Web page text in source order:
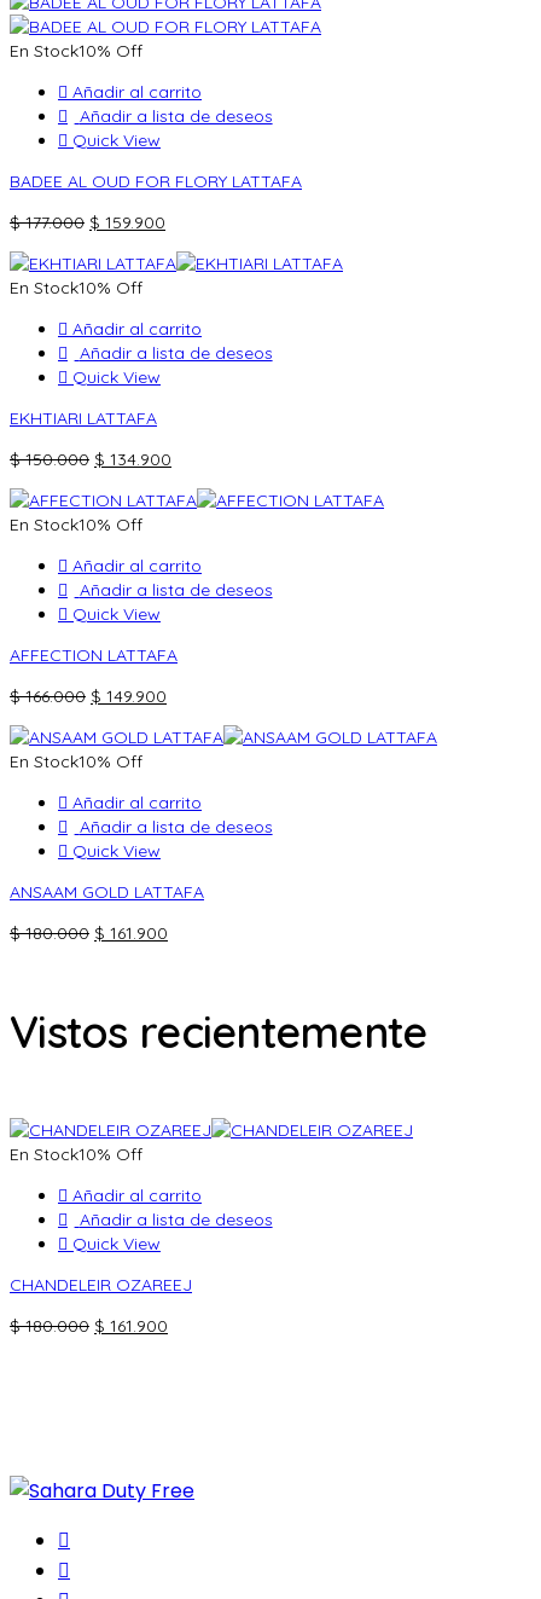
original
era:
$ 200.000.
actual
es:
En Stock10% Off
Añadir al carrito
Añadir a lista de deseos
Quick View
BADEE AL OUD FOR FLORY LATTAFA
$177.000 El
original
era:
$ 177.000.
$ 159.900
actual
En Stock10% Off
Añadir al carrito
Añadir a lista de deseos
Quick View
EKHTIARI LATTAFA
$150.000 El
original
era:
$ 150.000.
$ 134.900
actual
En Stock10% Off
Añadir al carrito
Añadir a lista de deseos
Quick View
AFFECTION LATTAFA
$166.000 El
original
era:
$ 166.000.
$ 149.900
actual
En Stock10% Off
Añadir al carrito
Añadir a lista de deseos
Quick View
ANSAAM GOLD LATTAFA
$180.000 El
$ 180.000.
$ 161.900
$ 161.900.
Vistos recientemente
En Stock10% Off
Añadir al carrito
Añadir a lista de deseos
Quick View
CHANDELEIR OZAREEJ
$180.000 El
$ 161.900